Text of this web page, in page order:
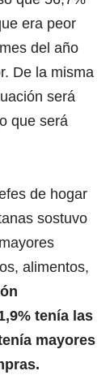
era peor
del año
De la misma
será
que será
de hogar
sostuvo
alimentos,
tenía las
mayores